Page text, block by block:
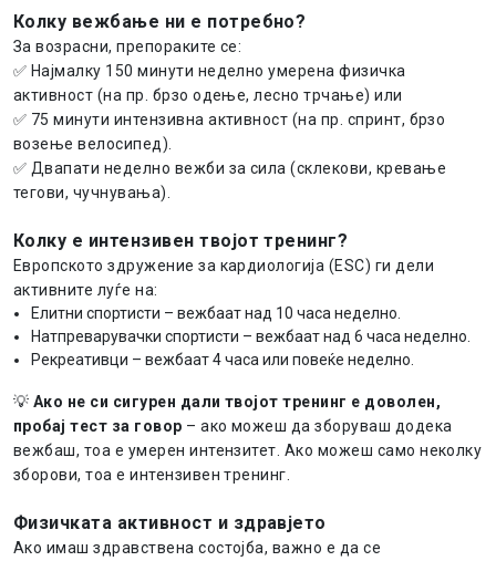
Колку вежбање ни е потребно?
За возрасни, препораките се:
✅ Најмалку 150 минути неделно умерена физичка
активност (на пр. брзо одење, лесно трчање) или
✅ 75 минути интензивна активност (на пр. спринт, брзо
возење велосипед).
✅ Двапати неделно вежби за сила (склекови, кревање
тегови, чучнувања).
Колку е интензивен твојот тренинг?
Европското здружение за кардиологија (ESC) ги дели
активните луѓе на:
Елитни спортисти – вежбаат над 10 часа неделно.
Натпреварувачки спортисти – вежбаат над 6 часа неделно.
Рекреативци – вежбаат 4 часа или повеќе неделно.
💡 Ако не си сигурен дали твојот тренинг е доволен,
пробај тест за говор – ако можеш да зборуваш додека
вежбаш, тоа е умерен интензитет. Ако можеш само неколку
зборови, тоа е интензивен тренинг.
Физичката активност и здравјето
Ако имаш здравствена состојба, важно е да се